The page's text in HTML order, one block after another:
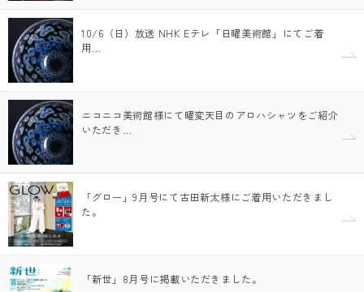
10/6（日）放送 NHK Eテレ「日曜美術館」にてご着
用…
ニコニコ美術館様にて曜変天目のアロハシャツをご紹介
いただき…
「グロー」9月号にて古田新太様にご着用いただきまし
た。
「新世」8月号に掲載いただきました。